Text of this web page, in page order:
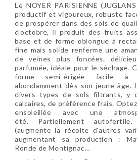
Le NOYER PARISIENNE
productif et vigoureux, robuste
de prospérer dans des sols de
d'octobre, il produit des fruits
base et de forme oblongue à
fine mais solide renferme une
de veines plus foncées,
parfumée, idéale pour le séchage.
forme semi-érigée facile à
abondamment dès son jeune âge.
divers types de sols filtrants, y
calcaires, de préférence frais.
ensoleillée avec une
été. Partiellement
(augmente la récolte d'autres
augmentant sa production :
Ronde de Montignac…